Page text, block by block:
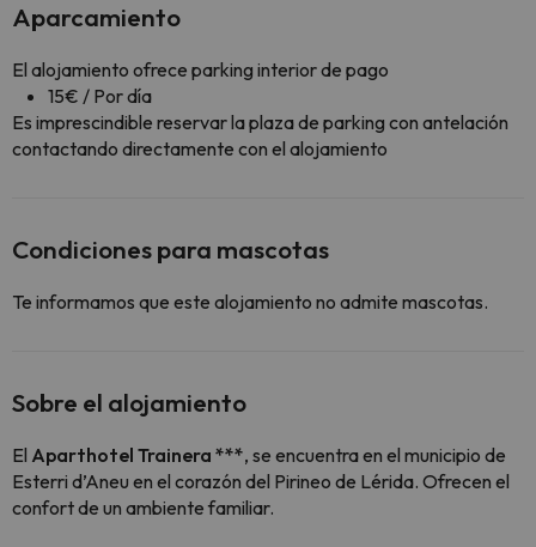
Aparcamiento
El alojamiento ofrece parking interior de pago
15€ / Por día
Es imprescindible reservar la plaza de parking con antelación
contactando directamente con el alojamiento
Condiciones para mascotas
Te informamos que este alojamiento no admite mascotas.
Sobre el alojamiento
El Aparthotel Trainera ***, se encuentra en el municipio de
Esterri d’Aneu en el corazón del Pirineo de Lérida. Ofrecen el
confort de un ambiente familiar.